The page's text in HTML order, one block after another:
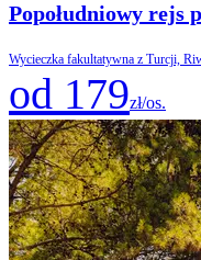
Popołudniowy rejs
Wycieczka fakultatywna z Turcji,
od 179zł/os.